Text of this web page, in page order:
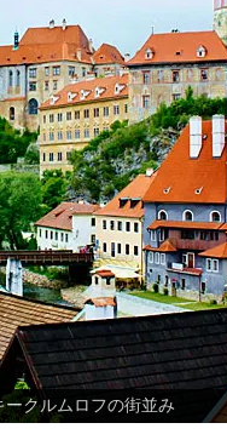
カレル橋